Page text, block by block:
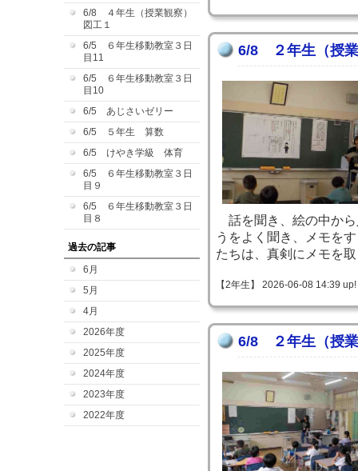
6/8 ４年生（授業観察）
図工１
6/5 ６年生移動教室３日
目11
6/5 ６年生移動教室３日
目10
6/5 あじさいゼリー
6/5 ５年生 算数
6/5 けやき学級 体育
6/5 ６年生移動教室３日
目９
6/5 ６年生移動教室３日
目８
過去の記事
6月
5月
4月
2026年度
2025年度
2024年度
2023年度
2022年度
6/8 ２年生（授
話を聞き、絵の中から
うをよく聞き、メモを
たちは、真剣にメモを
【2年生】 2026-06-08 14:39 up!
6/8 ２年生（授